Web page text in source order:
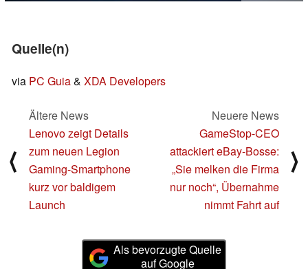
Quelle(n)
via PC Guia& XDA Developers
⟨
Ältere News
Lenovo zeigt Details
zum neuen Legion
Gaming-Smartphone
kurz vor baldigem
Launch
Neuere News
GameStop-CEO
attackiert eBay-Bosse:
„Sie melken die Firma
nur noch“, Übernahme
nimmt Fahrt auf
⟩
Als bevorzugte Quelle
auf Google